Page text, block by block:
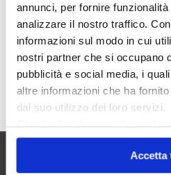
annunci, per fornire
analizzare il nostro traffico.
informazioni sul modo in cui
nostri partner che si occupano
pubblicità e social media, i
altre informazioni che ha
dal suo utilizzo dei loro servizi.
Chiudendo il banner cliccando
solo i cookie necessari.
Accetta
Sunia
Trasferimenti
Valore Case